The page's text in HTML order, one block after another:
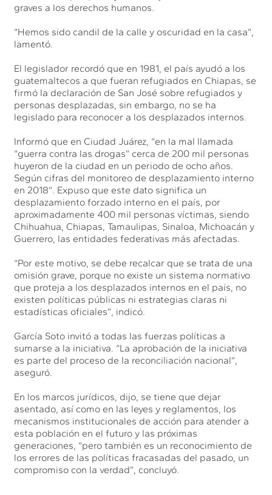
graves a los derechos humanos.
“Hemos sido candil de la calle y oscuridad en la casa”,
lamentó.
El legislador recordó que en 1981, el país ayudó a los
guatemaltecos a que fueran refugiados en Chiapas, se
firmó la declaración de San José sobre refugiados y
personas desplazadas, sin embargo, no se ha
legislado para reconocer a los desplazados internos.
Informó que en Ciudad Juárez, “en la mal llamada
“guerra contra las drogas” cerca de 200 mil personas
huyeron de la ciudad en un periodo de ocho años.
Según cifras del monitoreo de desplazamiento interno
en 2018”. Expuso que este dato significa un
desplazamiento forzado interno en el país, por
aproximadamente 400 mil personas víctimas, siendo
Chihuahua, Chiapas, Tamaulipas, Sinaloa, Michoacán y
Guerrero, las entidades federativas más afectadas.
“Por este motivo, se debe recalcar que se trata de una
omisión grave, porque no existe un sistema normativo
que proteja a los desplazados internos en el país, no
existen políticas públicas ni estrategias claras ni
estadísticas oficiales”, indicó.
García Soto invitó a todas las fuerzas políticas a
sumarse a la iniciativa. “La aprobación de la iniciativa
es parte del proceso de la reconciliación nacional”,
aseguró.
En los marcos jurídicos, dijo, se tiene que dejar
asentado, así como en las leyes y reglamentos, los
mecanismos institucionales de acción para atender a
esta población en el futuro y las próximas
generaciones, “pero también es un reconocimiento de
los errores de las políticas fracasadas del pasado, un
compromiso con la verdad”, concluyó.